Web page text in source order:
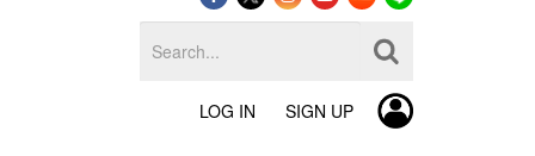
LOG IN SIGN UP